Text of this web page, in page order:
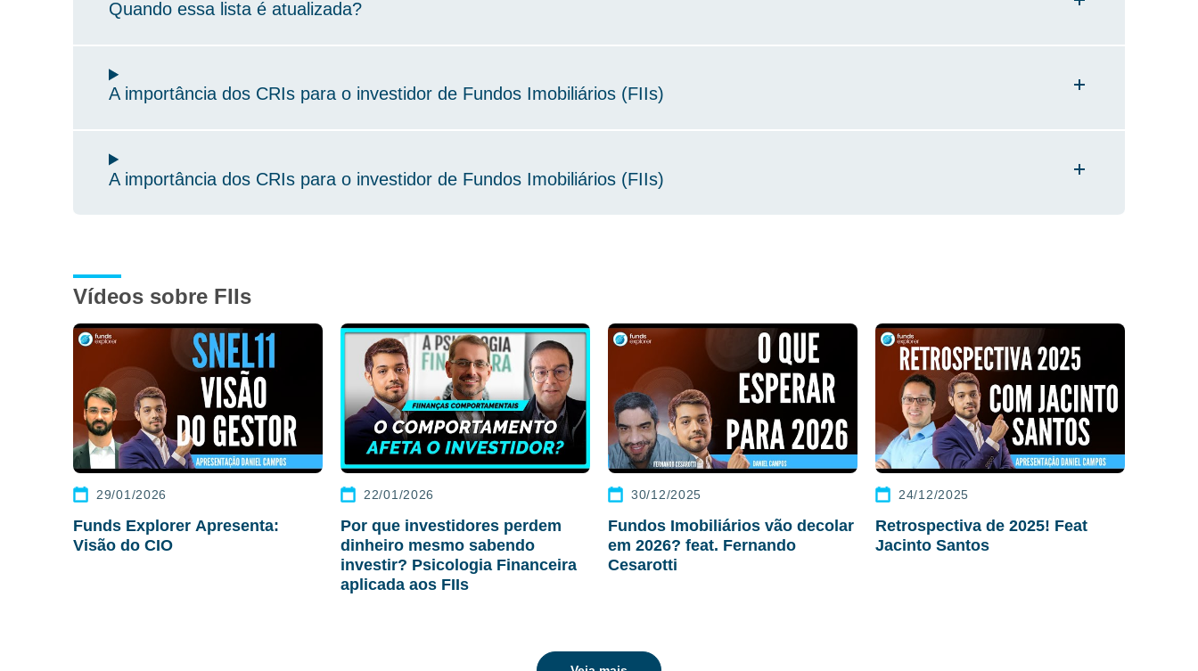
Quando essa lista é atualizada?
A importância dos CRIs para o investidor de Fundos Imobiliários (FIIs)
A importância dos CRIs para o investidor de Fundos Imobiliários (FIIs)
Vídeos sobre FIIs
29/01/2026
Funds Explorer Apresenta:
Visão do CIO
22/01/2026
Por que investidores perdem
dinheiro mesmo sabendo
investir? Psicologia Financeira
aplicada aos FIIs
30/12/2025
Fundos Imobiliários vão decolar
em 2026? feat. Fernando
Cesarotti
24/12/2025
Retrospectiva de 2025! Feat
Jacinto Santos